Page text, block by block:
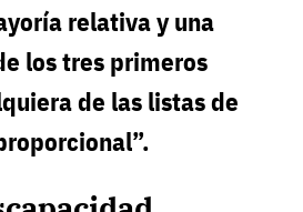
relativa y una
los tres primeros
de las listas de